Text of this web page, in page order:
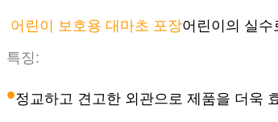
어린이 보호용 대마초 포장어린이의 실
특징:
•정교하고 견고한 외관으로 제품을 더욱